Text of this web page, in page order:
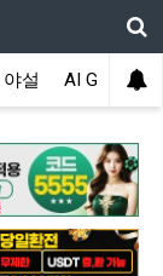
야설 AI GIRL